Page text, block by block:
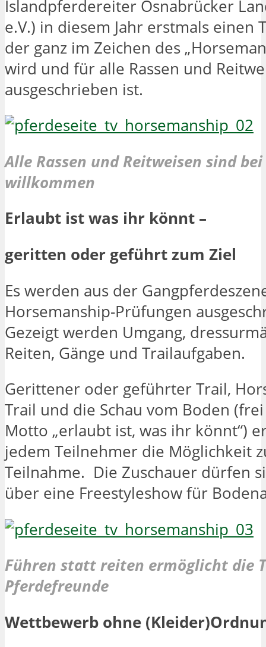
Islandpferdereiter Osnabrücker
e.V.) in diesem Jahr erstmals einen
der ganz im Zeichen des
wird und für alle Rassen und
ausgeschrieben ist.
Alle Rassen und Reitweisen sind
willkommen
Erlaubt ist was ihr könnt –
geritten oder geführt zum Ziel
Es werden aus der
Horsemanship-Prüfungen
Gezeigt werden Umgang,
Reiten, Gänge und Trailaufgaben.
Gerittener oder geführter Trail,
Trail und die Schau vom Boden
Motto „erlaubt ist, was ihr könnt“)
jedem Teilnehmer die Möglichkeit
Teilnahme. Die Zuschauer dürfen
über eine Freestyleshow für
Führen statt reiten ermöglicht die
Pferdefreunde
Wettbewerb ohne